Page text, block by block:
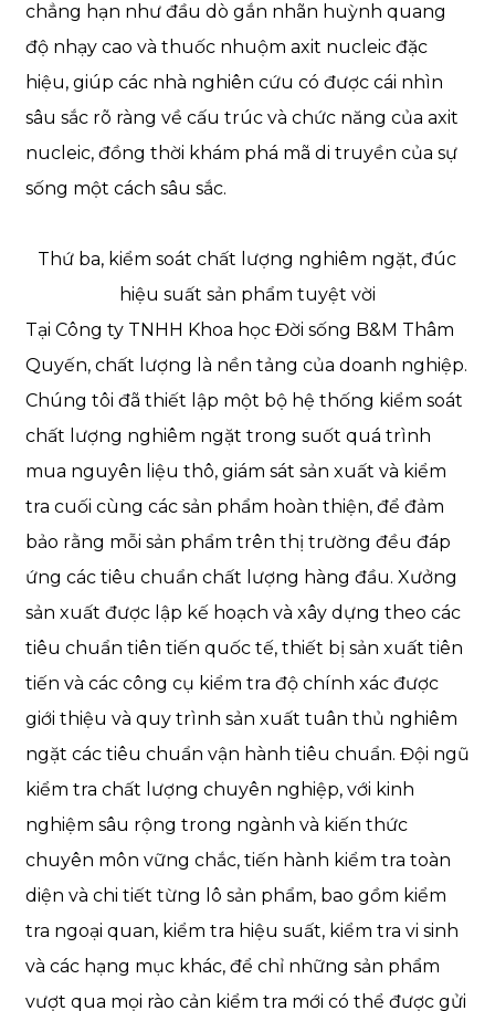
chẳng hạn như đầu dò gắn nhãn huỳnh quang
độ nhạy cao và thuốc nhuộm axit nucleic đặc
hiệu, giúp các nhà nghiên cứu có được cái nhìn
sâu sắc rõ ràng về cấu trúc và chức năng của axit
nucleic, đồng thời khám phá mã di truyền của sự
sống một cách sâu sắc.
Thứ ba, kiểm soát chất lượng nghiêm ngặt, đúc
hiệu suất sản phẩm tuyệt vời
Tại Công ty TNHH Khoa học Đời sống B&M Thâm
Quyến, chất lượng là nền tảng của doanh nghiệp.
Chúng tôi đã thiết lập một bộ hệ thống kiểm soát
chất lượng nghiêm ngặt trong suốt quá trình
mua nguyên liệu thô, giám sát sản xuất và kiểm
tra cuối cùng các sản phẩm hoàn thiện, để đảm
bảo rằng mỗi sản phẩm trên thị trường đều đáp
ứng các tiêu chuẩn chất lượng hàng đầu. Xưởng
sản xuất được lập kế hoạch và xây dựng theo các
tiêu chuẩn tiên tiến quốc tế, thiết bị sản xuất tiên
tiến và các công cụ kiểm tra độ chính xác được
giới thiệu và quy trình sản xuất tuân thủ nghiêm
ngặt các tiêu chuẩn vận hành tiêu chuẩn. Đội ngũ
kiểm tra chất lượng chuyên nghiệp, với kinh
nghiệm sâu rộng trong ngành và kiến ​​thức
chuyên môn vững chắc, tiến hành kiểm tra toàn
diện và chi tiết từng lô sản phẩm, bao gồm kiểm
tra ngoại quan, kiểm tra hiệu suất, kiểm tra vi sinh
và các hạng mục khác, để chỉ những sản phẩm
vượt qua mọi rào cản kiểm tra mới có thể được gửi